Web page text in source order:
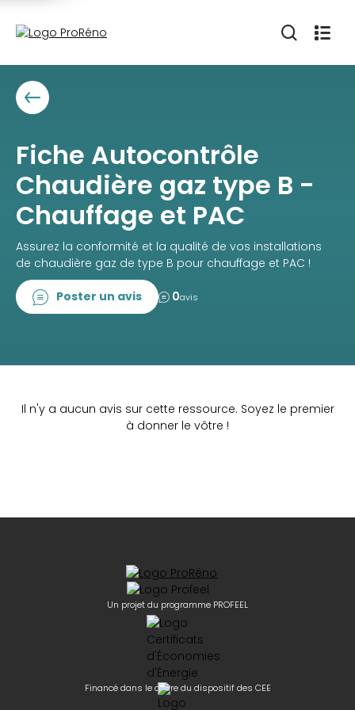
Fiche Autocontrôle
Chaudière gaz type B -
Chauffage et PAC
Assurez la conformité et la qualité de vos installations
de chaudière gaz de type B pour chauffage et PAC !
Poster un avis 0avis
Il n'y a aucun avis sur cette ressource. Soyez le premier
à donner le vôtre !
Un projet du programme PROFEEL
Financé dans le cadre du dispositif des CEE